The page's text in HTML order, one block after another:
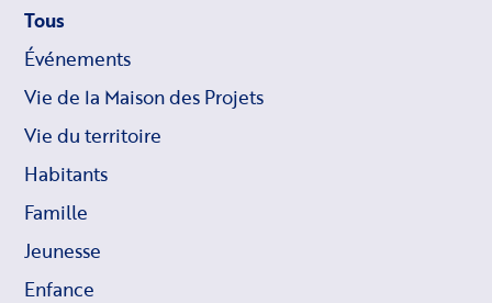
Tous
Événements
Vie de la Maison des Projets
Vie du territoire
Habitants
Famille
Jeunesse
Enfance